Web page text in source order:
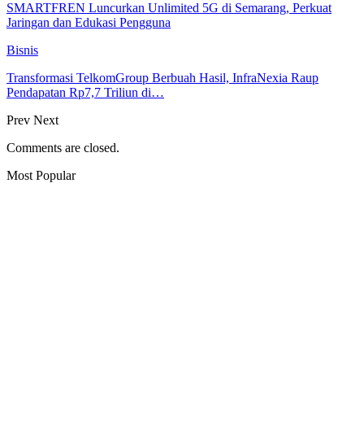
SMARTFREN Luncurkan Unlimited 5G di Semarang, Perkuat
Jaringan dan Edukasi Pengguna
Bisnis
Transformasi TelkomGroup Berbuah Hasil, InfraNexia Raup
Pendapatan Rp7,7 Triliun di…
Prev Next
Comments are closed.
Most Popular